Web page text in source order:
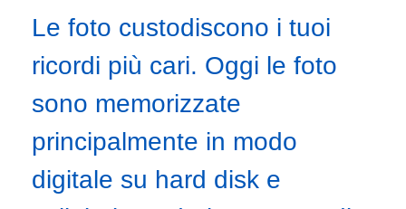
Le foto custodiscono i tuoi
ricordi più cari. Oggi le foto
sono memorizzate
principalmente in modo
digitale su hard disk e